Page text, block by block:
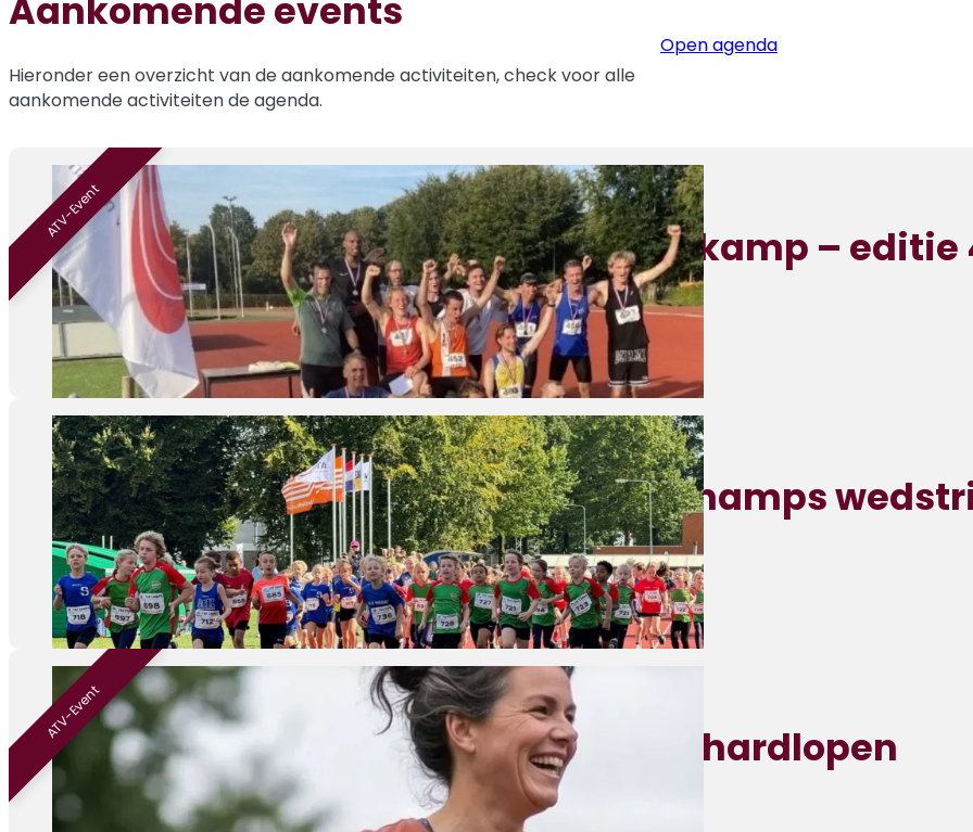
Aankomende events
Hieronder een overzicht van de aankomende activiteiten, check voor alle
aankomende activiteiten de agenda.
Open agenda
Nazomermeerkamp – editie
29-08-2026
ATV Venray, Sportlaan 1
ATV-Event
4de Athletic Champs
30-08-2026
Weert, Parklaan 1c
Beginnen met hardlopen
01-09-2026
ATV-Event